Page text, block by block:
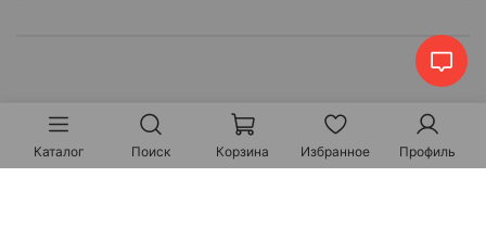
Каталог Поиск Корзина Избранное Профиль